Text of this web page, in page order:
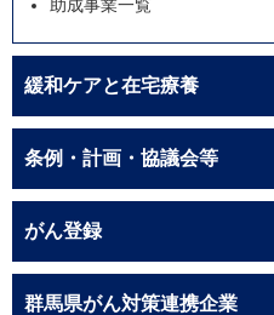
助成事業一覧
緩和ケアと在宅療養
条例・計画・協議会等
がん登録
群馬県がん対策連携企業